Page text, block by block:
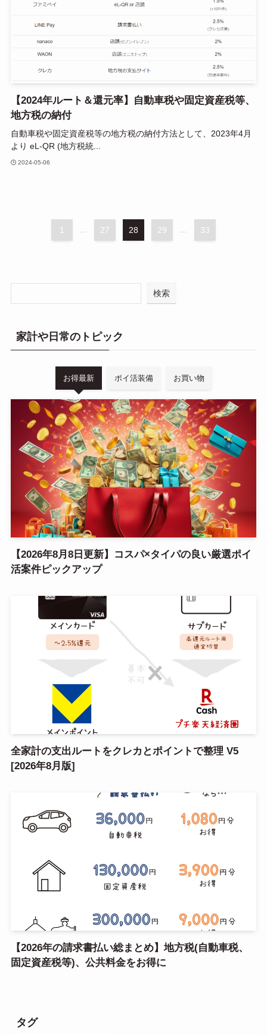
【2024年ルート＆還元率】自動車税や固定資産税等、
地方税の納付
自動車税や固定資産税等の地方税の納付方法として、2023年4月
より eL-QR (地方税統...
2024-05-06
1 ... 27 28 29 ... 33
検索
家計や日常のトピック
お得最新 ポイ活装備 お買い物
【2026年8月8日更新】コスパ×タイパの良い厳選ポイ
活案件ピックアップ
全家計の支出ルートをクレカとポイントで整理 V5
[2026年8月版]
【2026年の請求書払い総まとめ】地方税(自動車税、
固定資産税等)、公共料金をお得に
タグ